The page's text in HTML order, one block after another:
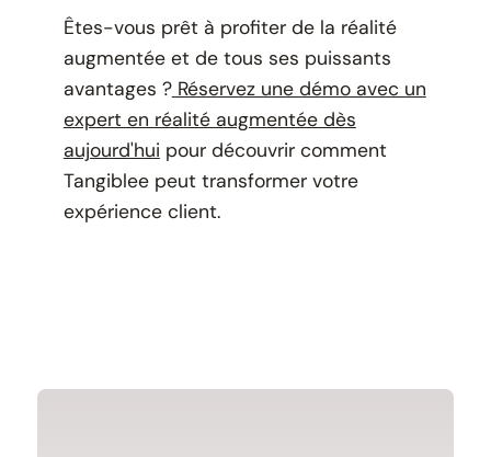
Êtes-vous prêt à profiter de la réalité
augmentée et de tous ses puissants
avantages ?Réservez une démo avec un
expert en réalité augmentée dès
aujourd'hui pour découvrir comment
Tangiblee peut transformer votre
expérience client.